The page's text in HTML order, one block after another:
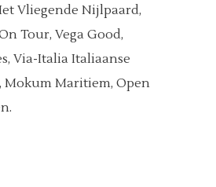
Vliegende Nijlpaard,
Tour, Vega Good,
Via-Italia Italiaanse
Mokum Maritiem, Open